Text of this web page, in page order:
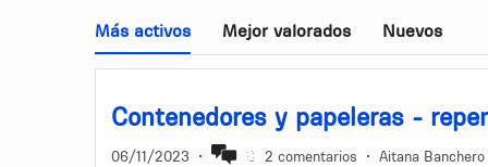
Más activos Mejor valorados Nuevos
Contenedores y papeleras -
06/11/2023 • 2 comentarios • Aitana Banchero